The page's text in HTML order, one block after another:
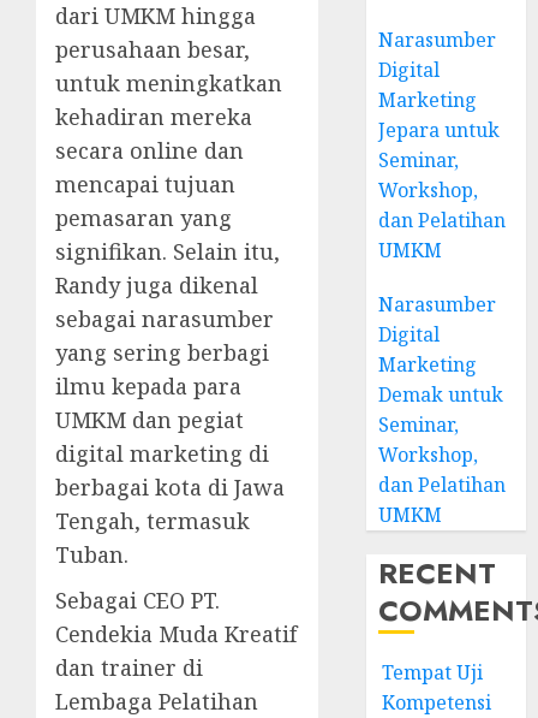
dari UMKM hingga
perusahaan besar,
untuk meningkatkan
kehadiran mereka
secara online dan
mencapai tujuan
pemasaran yang
signifikan. Selain itu,
Randy juga dikenal
sebagai narasumber
yang sering berbagi
ilmu kepada para
UMKM dan pegiat
digital marketing di
berbagai kota di Jawa
Tengah, termasuk
Tuban.
Sebagai CEO PT.
Cendekia Muda Kreatif
dan trainer di
Lembaga Pelatihan
Narasumber
Digital
Marketing
Jepara untuk
Seminar,
Workshop,
dan Pelatihan
UMKM
Narasumber
Digital
Marketing
Demak untuk
Seminar,
Workshop,
dan Pelatihan
UMKM
RECENT
Tempat Uji
Kompetensi